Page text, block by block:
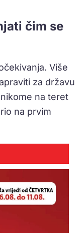
čim se
Više
za državu
na teret
na prvim